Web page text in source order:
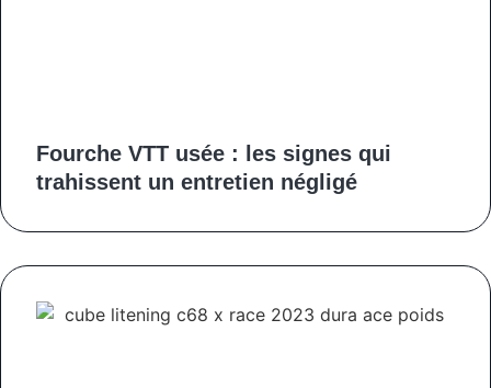
Fourche VTT usée : les signes qui
trahissent un entretien négligé